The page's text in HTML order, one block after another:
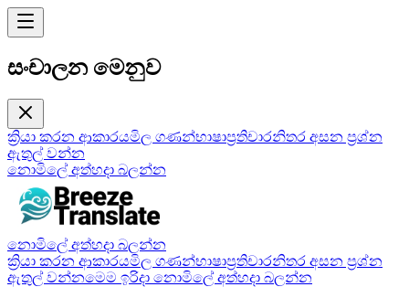
සංචාලන මෙනුව
ක්‍රියා කරන ආකාරයමිල ගණන්භාෂාප්‍රතිචාරනිතර අසන ප්‍රශ්න
ඇතුල් වන්න
නොමිලේ අත්හදා බලන්න
නොමිලේ අත්හදා බලන්න
ක්‍රියා කරන ආකාරයමිල ගණන්භාෂාප්‍රතිචාරනිතර අසන ප්‍රශ්න
ඇතුල් වන්නමෙම ඉරිදා නොමිලේ අත්හදා බලන්න